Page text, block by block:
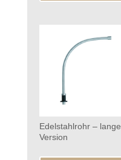
Edelstahlrohr – lange
Version